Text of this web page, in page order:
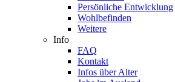
Persönliche Entwicklung
Wohlbefinden
Weitere
Info
FAQ
Kontakt
Infos über Alter